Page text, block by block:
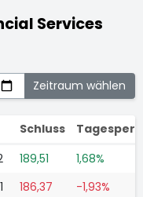
Services
Schluss
189,51
1,68%
186,37
-1,93%